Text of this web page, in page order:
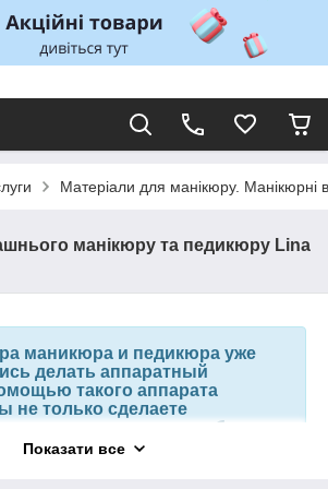
Матеріали для манікюру. Манікюрні
манікюру та педикюру Lina
маникюра и педикюра уже
делать аппаратный
такого аппарата
не только сделаете
качественную работу, но
своё время и время клиента. И
Показати все